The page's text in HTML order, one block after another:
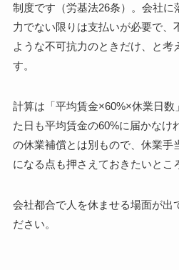
制度です（労基法26条）。会社
力でない限りは支払いが必要で、
ような不可抗力のときだけ、と考
す。
計算は「平均賃金×60%×休業日
た日も平均賃金の60%に届かなけ
の休業補償とは別もので、休業手
になる点も押さえておきたいとこ
会社都合で人を休ませる場面が出
ださい。